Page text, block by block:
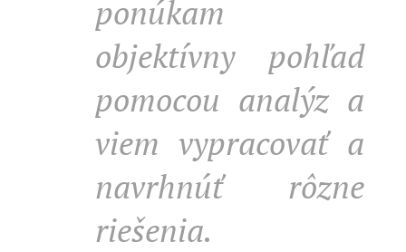
ponúkam
objektívny pohľad
pomocou analýz a
viem vypracovať a
navrhnúť rôzne
riešenia.